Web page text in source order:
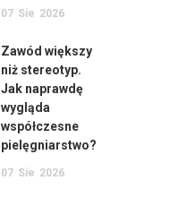
07 Sie 2026
Zawód większy
niż stereotyp.
Jak naprawdę
wygląda
współczesne
pielęgniarstwo?
07 Sie 2026